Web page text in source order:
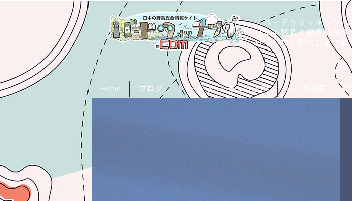
「バードウォッチング
日本の野鳥の観察難易度
日本鳥類目録改訂第７版
Home ブログ バードウォッチング入門 レベル検索